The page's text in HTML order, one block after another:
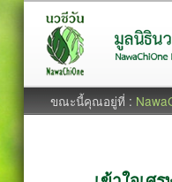
ขณะนี้คุณอยู่ที่ :